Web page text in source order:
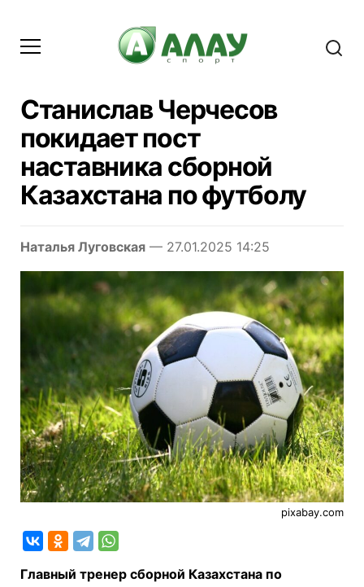
Станислав Черчесов
покидает пост
наставника сборной
Казахстана по футболу
Наталья Луговская — 27.01.2025 14:25
pixabay.com
Главный тренер сборной Казахстана по